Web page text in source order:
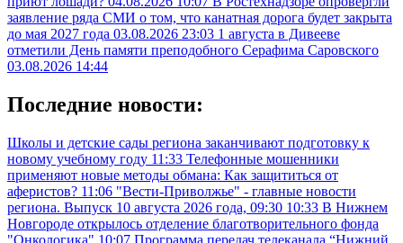
заявление ряда СМИ о том, что канатная дорога будет закрыта
до мая 2027 года 03.08.2026 23:03 1 августа в Дивееве
отметили День памяти преподобного Серафима Саровского
03.08.2026 14:44
Последние новости:
Школы и детские сады региона заканчивают подготовку к
новому учебному году 11:33 Телефонные мошенники
применяют новые методы обмана: Как защититься от
аферистов? 11:06 "Вести-Приволжье" - главные новости
региона. Выпуск 10 августа 2026 года, 09:30 10:33 В Нижнем
Новгороде открылось отделение благотворительного фонда
"Онкологика" 10:07 Программа передач телеканала “Нижний